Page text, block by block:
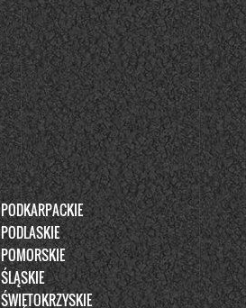
PODKARPACKIE
PODLASKIE
POMORSKIE
ŚLĄSKIE
ŚWIĘTOKRZYSKIE